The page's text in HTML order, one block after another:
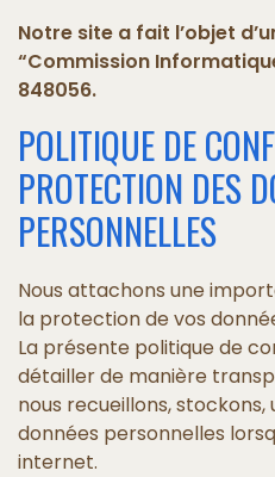
Notre site a fait l’objet
“Commission
848056.
POLITIQUE DE
PROTECTION DES
PERSONNELLES
Nous attachons une
la protection de vos
La présente politique de
détailler de manière
nous recueillons, stockons,
données personnelles
internet.